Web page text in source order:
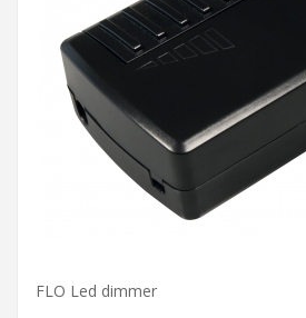
AGGIUNGI AL CARRELLO
FLO Led dimmer